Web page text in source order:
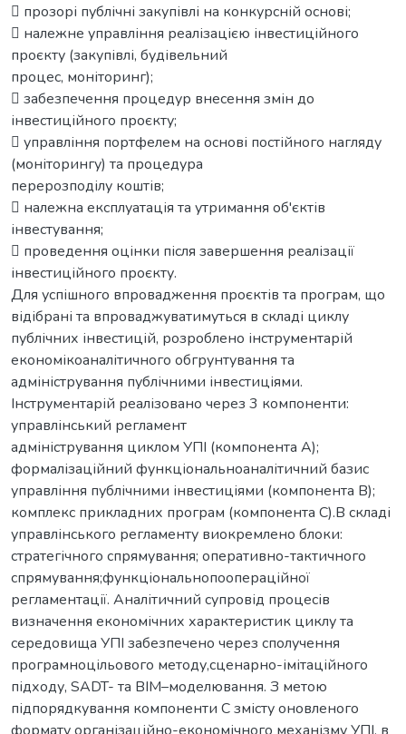
 прозорі публічні закупівлі на конкурсній основі;
 належне управління реалізацією інвестиційного
проєкту (закупівлі, будівельний
процес, моніторинг);
 забезпечення процедур внесення змін до
інвестиційного проєкту;
 управління портфелем на основі постійного нагляду
(моніторингу) та процедура
перерозподілу коштів;
 належна експлуатація та утримання об'єктів
інвестування;
 проведення оцінки після завершення реалізації
інвестиційного проєкту.
Для успішного впровадження проєктів та програм, що
відібрані та впроваджуватимуться в складі циклу
публічних інвестицій, розроблено інструментарій
економікоаналітичного обгрунтування та
адміністрування публічними інвестиціями.
Інструментарій реалізовано через 3 компоненти:
управлінський регламент
адміністрування циклом УПІ (компонента А);
формалізаційний функціональноаналітичний базис
управління публічними інвестиціями (компонента В);
комплекс прикладних програм (компонента С).В складі
управлінського регламенту виокремлено блоки:
стратегічного спрямування; оперативно-тактичного
спрямування;функціональнопоопераційної
регламентації. Аналітичний супровід процесів
визначення економічних характеристик циклу та
середовища УПІ забезпечено через сполучення
програмноцільового методу,сценарно-імітаційного
підходу, SADT- та BIM–моделювання. З метою
підпорядкування компоненти С змісту оновленого